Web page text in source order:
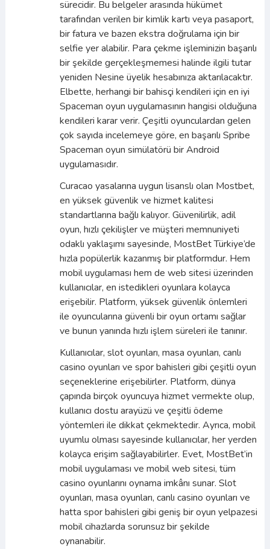
sürecidir. Bu belgeler arasında hükümet
tarafından verilen bir kimlik kartı veya pasaport,
bir fatura ve bazen ekstra doğrulama için bir
selfie yer alabilir. Para çekme işleminizin başarılı
bir şekilde gerçekleşmemesi halinde ilgili tutar
yeniden Nesine üyelik hesabınıza aktarılacaktır.
Elbette, herhangi bir bahisçi kendileri için en iyi
Spaceman oyun uygulamasının hangisi olduğuna
kendileri karar verir. Çeşitli oyunculardan gelen
çok sayıda incelemeye göre, en başarılı Spribe
Spaceman oyun simülatörü bir Android
uygulamasıdır.
Curacao yasalarına uygun lisanslı olan Mostbet,
en yüksek güvenlik ve hizmet kalitesi
standartlarına bağlı kalıyor. Güvenilirlik, adil
oyun, hızlı çekilişler ve müşteri memnuniyeti
odaklı yaklaşımı sayesinde, MostBet Türkiye’de
hızla popülerlik kazanmış bir platformdur. Hem
mobil uygulaması hem de web sitesi üzerinden
kullanıcılar, en istedikleri oyunlara kolayca
erişebilir. Platform, yüksek güvenlik önlemleri
ile oyuncularına güvenli bir oyun ortamı sağlar
ve bunun yanında hızlı işlem süreleri ile tanınır.
Kullanıcılar, slot oyunları, masa oyunları, canlı
casino oyunları ve spor bahisleri gibi çeşitli oyun
seçeneklerine erişebilirler. Platform, dünya
çapında birçok oyuncuya hizmet vermekte olup,
kullanıcı dostu arayüzü ve çeşitli ödeme
yöntemleri ile dikkat çekmektedir. Ayrıca, mobil
uyumlu olması sayesinde kullanıcılar, her yerden
kolayca erişim sağlayabilirler. Evet, MostBet’in
mobil uygulaması ve mobil web sitesi, tüm
casino oyunlarını oynama imkânı sunar. Slot
oyunları, masa oyunları, canlı casino oyunları ve
hatta spor bahisleri gibi geniş bir oyun yelpazesi
mobil cihazlarda sorunsuz bir şekilde
oynanabilir.